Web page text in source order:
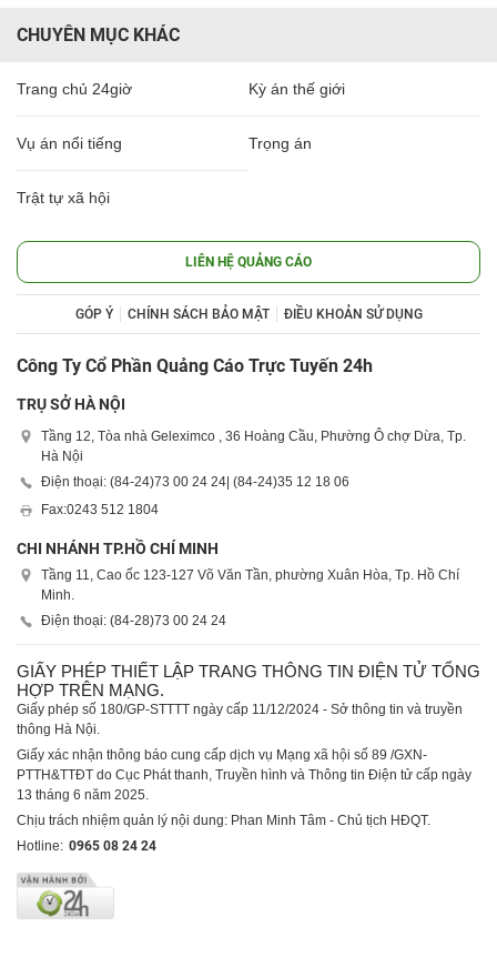
CHUYÊN MỤC KHÁC
Trang chủ 24giờ Kỳ án thế giới
Vụ án nổi tiếng Trọng án
Trật tự xã hội
LIÊN HỆ QUẢNG CÁO
GÓP Ý CHÍNH SÁCH BẢO MẬT ĐIỀU KHOẢN SỬ DỤNG
Công Ty Cổ Phần Quảng Cáo Trực Tuyến 24h
TRỤ SỞ HÀ NỘI
Tầng 12, Tòa nhà Geleximco , 36 Hoàng Cầu, Phường Ô chợ Dừa, Tp.
Hà Nội
Điện thoại: (84-24)73 00 24 24 | (84-24)35 12 18 06
Fax:0243 512 1804
CHI NHÁNH TP.HỒ CHÍ MINH
Tầng 11, Cao ốc 123-127 Võ Văn Tần, phường Xuân Hòa, Tp. Hồ Chí
Minh.
Điện thoại: (84-28)73 00 24 24
GIẤY PHÉP THIẾT LẬP TRANG THÔNG TIN ĐIỆN TỬ TỔNG
HỢP TRÊN MẠNG.
Giấy phép số 180/GP-STTTT ngày cấp 11/12/2024 - Sở thông tin và truyền
thông Hà Nội.
Giấy xác nhận thông báo cung cấp dịch vụ Mạng xã hội số 89 /GXN-
PTTH&TTĐT do Cục Phát thanh, Truyền hình và Thông tin Điện tử cấp ngày
13 tháng 6 năm 2025.
Chịu trách nhiệm quản lý nội dung: Phan Minh Tâm - Chủ tịch HĐQT.
Hotline: 0965 08 24 24